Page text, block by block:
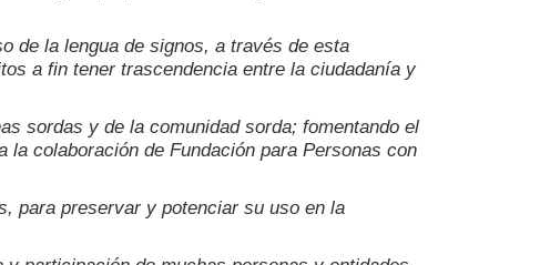
de la lengua de signos, a través de esta
a fin tener trascendencia entre la ciudadanía y
sordas y de la comunidad sorda; fomentando el
colaboración de Fundación para Personas con
para preservar y potenciar su uso en la